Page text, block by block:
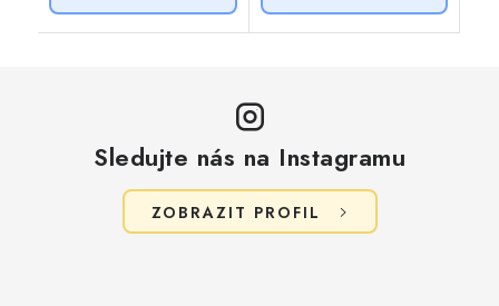
Sledujte nás na Instagramu
ZOBRAZIT PROFIL